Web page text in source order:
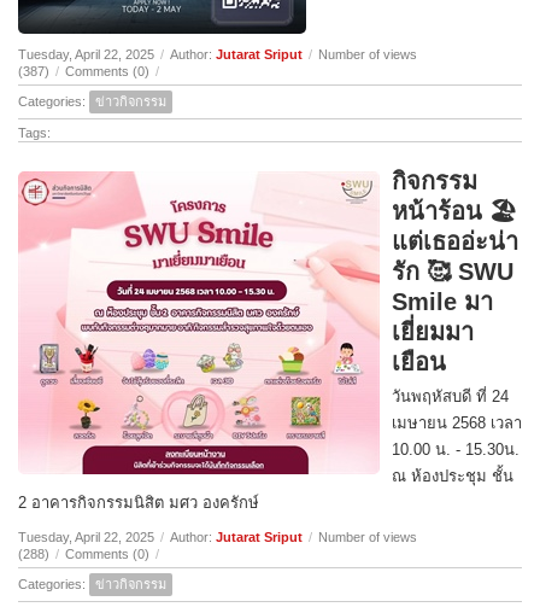
Tuesday, April 22, 2025 / Author: Jutarat Sriput / Number of views
(387) / Comments (0) /
Categories: ข่าวกิจกรรม
Tags:
กิจกรรม
หน้าร้อน 🏖️
แต่เธออ่ะน่า
รัก 🥰 SWU
Smile มา
เยี่ยมมา
เยือน
วันพฤหัสบดี ที่ 24
เมษายน 2568 เวลา
10.00 น. - 15.30น.
ณ ห้องประชุม ชั้น
2 อาคารกิจกรรมนิสิต มศว องครักษ์
Tuesday, April 22, 2025 / Author: Jutarat Sriput / Number of views
(288) / Comments (0) /
Categories: ข่าวกิจกรรม